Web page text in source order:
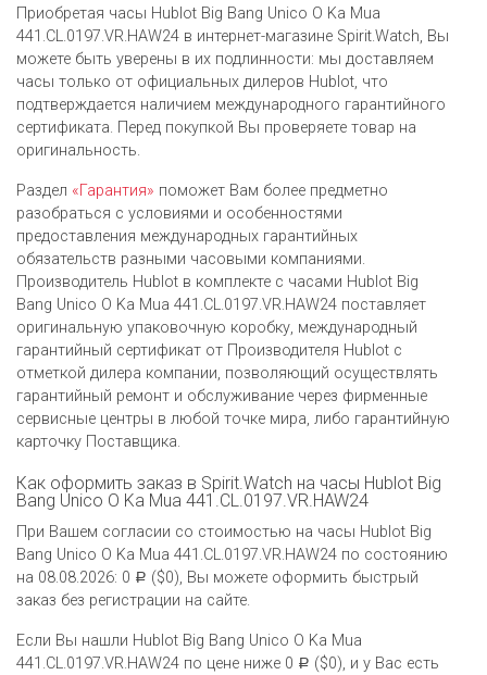
Приобретая часы Hublot Big Bang Unico O Ka Mua
441.CL.0197.VR.HAW24 в интернет-магазине Spirit.Watch, Вы
можете быть уверены в их подлинности: мы доставляем
часы только от официальных дилеров Hublot, что
подтверждается наличием международного гарантийного
сертификата. Перед покупкой Вы проверяете товар на
оригинальность.
Раздел «Гарантия» поможет Вам более предметно
разобраться с условиями и особенностями
предоставления международных гарантийных
обязательств разными часовыми компаниями.
Производитель Hublot в комплекте с часами Hublot Big
Bang Unico O Ka Mua 441.CL.0197.VR.HAW24 поставляет
оригинальную упаковочную коробку, международный
гарантийный сертификат от Производителя Hublot c
отметкой дилера компании, позволяющий осуществлять
гарантийный ремонт и обслуживание через фирменные
сервисные центры в любой точке мира, либо гарантийную
карточку Поставщика.
Как оформить заказ в Spirit.Watch на часы Hublot Big
Bang Unico O Ka Mua 441.CL.0197.VR.HAW24
При Вашем согласии со стоимостью на часы Hublot Big
Bang Unico O Ka Mua 441.CL.0197.VR.HAW24 по состоянию
на 08.08.2026: 0 Р ($0), Вы можете оформить быстрый
заказ без регистрации на сайте.
Если Вы нашли Hublot Big Bang Unico O Ka Mua
441.CL.0197.VR.HAW24 по цене ниже 0 Р ($0), и у Вас есть